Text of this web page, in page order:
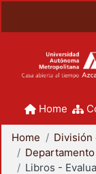
Home
Home